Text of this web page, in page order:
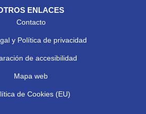
ENLACES
Contacto
y Política de privacidad
de accesibilidad
Mapa web
de Cookies (EU)